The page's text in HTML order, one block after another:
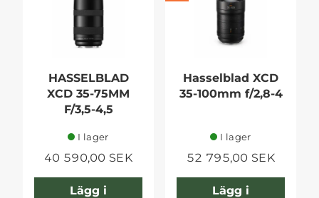
HASSELBLAD
XCD 35-75MM
F/3,5-4,5
I lager
40 590,00 SEK
Lägg i
Hasselblad XCD
35-100mm f/2,8-4
I lager
52 795,00 SEK
Lägg i